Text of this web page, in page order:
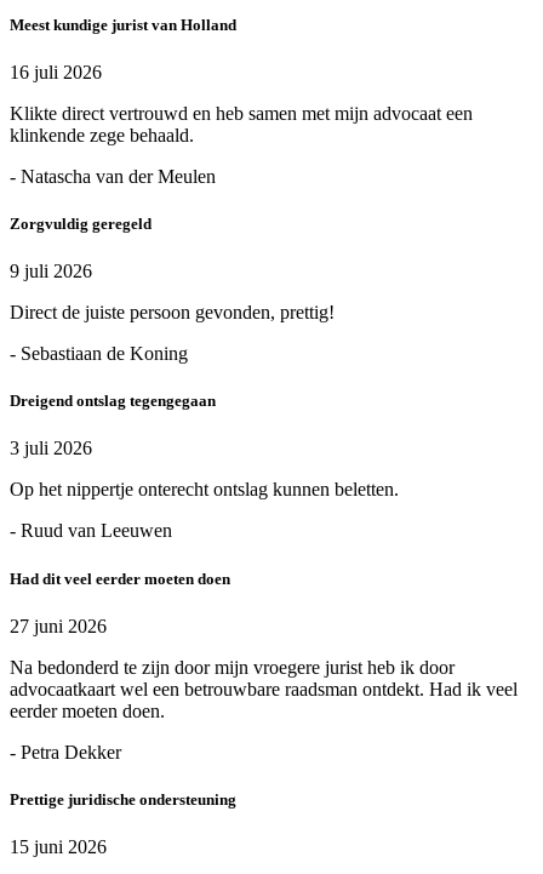
Meest kundige jurist van Holland
16 juli 2026
Klikte direct vertrouwd en heb samen met mijn advocaat een
klinkende zege behaald.
- Natascha van der Meulen
Zorgvuldig geregeld
9 juli 2026
Direct de juiste persoon gevonden, prettig!
- Sebastiaan de Koning
Dreigend ontslag tegengegaan
3 juli 2026
Op het nippertje onterecht ontslag kunnen beletten.
- Ruud van Leeuwen
Had dit veel eerder moeten doen
27 juni 2026
Na bedonderd te zijn door mijn vroegere jurist heb ik door
advocaatkaart wel een betrouwbare raadsman ontdekt. Had ik veel
eerder moeten doen.
- Petra Dekker
Prettige juridische ondersteuning
15 juni 2026